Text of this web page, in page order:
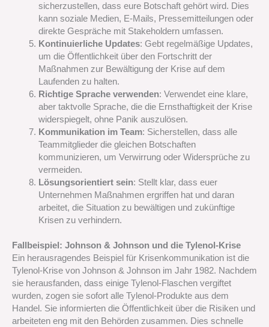
sicherzustellen, dass eure Botschaft gehört wird. Dies
kann soziale Medien, E-Mails, Pressemitteilungen oder
direkte Gespräche mit Stakeholdern umfassen.
Kontinuierliche Updates: Gebt regelmäßige Updates,
um die Öffentlichkeit über den Fortschritt der
Maßnahmen zur Bewältigung der Krise auf dem
Laufenden zu halten.
Richtige Sprache verwenden: Verwendet eine klare,
aber taktvolle Sprache, die die Ernsthaftigkeit der Krise
widerspiegelt, ohne Panik auszulösen.
Kommunikation im Team: Sicherstellen, dass alle
Teammitglieder die gleichen Botschaften
kommunizieren, um Verwirrung oder Widersprüche zu
vermeiden.
Lösungsorientiert sein: Stellt klar, dass euer
Unternehmen Maßnahmen ergriffen hat und daran
arbeitet, die Situation zu bewältigen und zukünftige
Krisen zu verhindern.
Fallbeispiel: Johnson & Johnson und die Tylenol-Krise
Ein herausragendes Beispiel für Krisenkommunikation ist die
Tylenol-Krise von Johnson & Johnson im Jahr 1982. Nachdem
sie herausfanden, dass einige Tylenol-Flaschen vergiftet
wurden, zogen sie sofort alle Tylenol-Produkte aus dem
Handel. Sie informierten die Öffentlichkeit über die Risiken und
arbeiteten eng mit den Behörden zusammen. Dies schnelle